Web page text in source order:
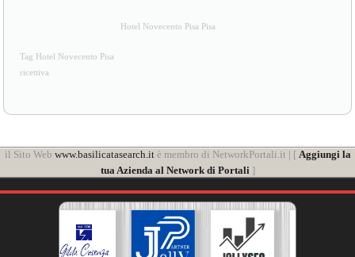
Hotel Novecento Pisa Pisa
Tag Hotel Novecento Pisa
ricettiva
il Sito Web www.basilicatasearch.itè membro di NetworkPortali.it | [ Aggiungi la
tua Azienda al Network di Portali ]